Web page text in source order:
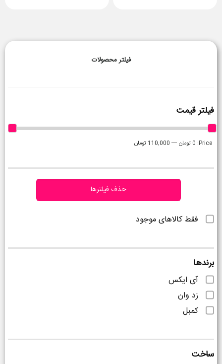
فیلتر محصولات
فیلتر قیمت
Price: 0 تومان — 110,000 تومان
حذف فیلترها
فقط کالاهای موجود
برندها
آی ایکس
زد وان
کمبل
ساخت